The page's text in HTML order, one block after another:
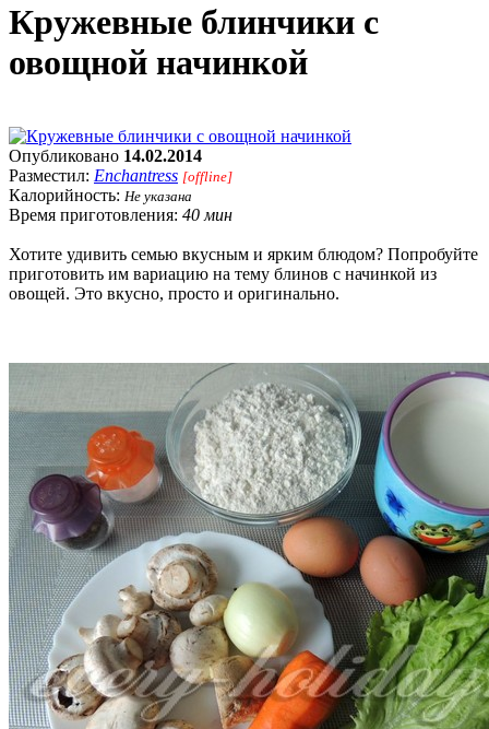
Кружевные блинчики с
овощной начинкой
Опубликовано 14.02.2014
Разместил: Enchantress [offline]
Калорийность: Не указана
Время приготовления: 40 мин
Хотите удивить семью вкусным и ярким блюдом? Попробуйте
приготовить им вариацию на тему блинов с начинкой из
овощей. Это вкусно, просто и оригинально.